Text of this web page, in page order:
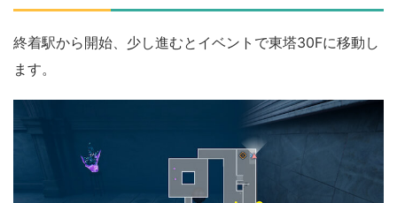
終着駅から開始、少し進むとイベントで東塔30Fに移動し
ます。